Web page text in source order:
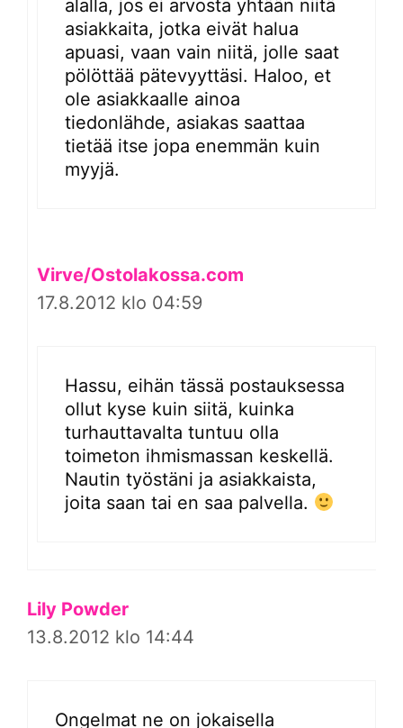
alalla, jos ei arvosta yhtään niitä
asiakkaita, jotka eivät halua
apuasi, vaan vain niitä, jolle saat
pölöttää pätevyyttäsi. Haloo, et
ole asiakkaalle ainoa
tiedonlähde, asiakas saattaa
tietää itse jopa enemmän kuin
myyjä.
Virve/Ostolakossa.com
17.8.2012 klo 04:59
Hassu, eihän tässä postauksessa
ollut kyse kuin siitä, kuinka
turhauttavalta tuntuu olla
toimeton ihmismassan keskellä.
Nautin työstäni ja asiakkaista,
joita saan tai en saa palvella.
Lily Powder
13.8.2012 klo 14:44
Ongelmat ne on jokaisella